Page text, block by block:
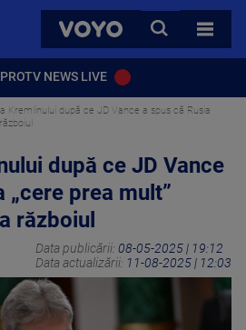
VOYO
CAUTA
TOATE
PROTV NEWS LIVE
Kremlinului după ce JD Vance a spus că Rusia
după ce JD Vance
„cere prea mult”
războiul
Data publicării: 08-05-2025 | 19:12
Data actualizării: 11-08-2025 | 12:03